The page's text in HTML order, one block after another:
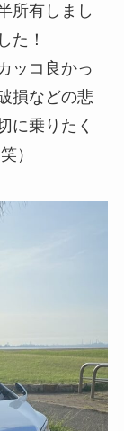
所有しまし
た！
ッコ良かっ
損などの悲
に乗りたく
）